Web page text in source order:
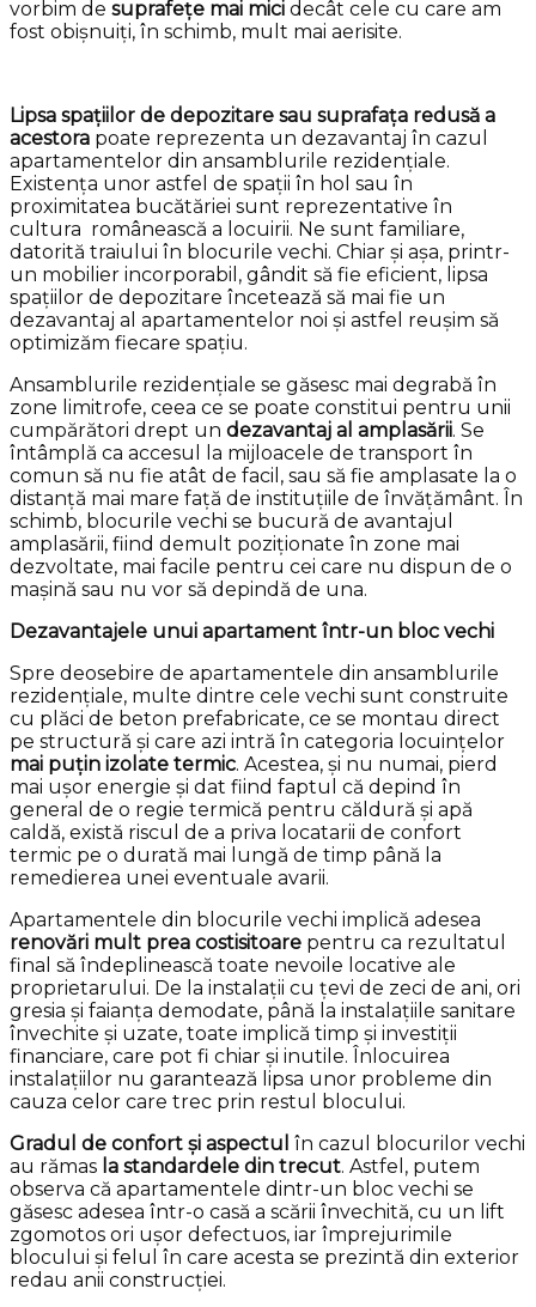
vorbim de suprafețe mai mici decât cele cu care am
fost obișnuiți, în schimb, mult mai aerisite.
Lipsa spațiilor de depozitare sau suprafața redusă a
acestora poate reprezenta un dezavantaj în cazul
apartamentelor din ansamblurile rezidențiale.
Existența unor astfel de spații în hol sau în
proximitatea bucătăriei sunt reprezentative în
cultura românească a locuirii. Ne sunt familiare,
datorită traiului în blocurile vechi. Chiar și așa, printr-
un mobilier incorporabil, gândit să fie eficient, lipsa
spațiilor de depozitare încetează să mai fie un
dezavantaj al apartamentelor noi și astfel reușim să
optimizăm fiecare spațiu.
Ansamblurile rezidențiale se găsesc mai degrabă în
zone limitrofe, ceea ce se poate constitui pentru unii
cumpărători drept un dezavantaj al amplasării. Se
întâmplă ca accesul la mijloacele de transport în
comun să nu fie atât de facil, sau să fie amplasate la o
distanță mai mare față de instituțiile de învățământ. În
schimb, blocurile vechi se bucură de avantajul
amplasării, fiind demult poziționate în zone mai
dezvoltate, mai facile pentru cei care nu dispun de o
mașină sau nu vor să depindă de una.
Dezavantajele unui apartament într-un bloc vechi
Spre deosebire de apartamentele din ansamblurile
rezidențiale, multe dintre cele vechi sunt construite
cu plăci de beton prefabricate, ce se montau direct
pe structură și care azi intră în categoria locuințelor
mai puțin izolate termic. Acestea, și nu numai, pierd
mai ușor energie și dat fiind faptul că depind în
general de o regie termică pentru căldură și apă
caldă, există riscul de a priva locatarii de confort
termic pe o durată mai lungă de timp până la
remedierea unei eventuale avarii.
Apartamentele din blocurile vechi implică adesea
renovări mult prea costisitoare pentru ca rezultatul
final să îndeplinească toate nevoile locative ale
proprietarului. De la instalații cu țevi de zeci de ani, ori
gresia și faianța demodate, până la instalațiile sanitare
învechite și uzate, toate implică timp și investiții
financiare, care pot fi chiar și inutile. Înlocuirea
instalațiilor nu garantează lipsa unor probleme din
cauza celor care trec prin restul blocului.
Gradul de confort și aspectul în cazul blocurilor vechi
au rămas la standardele din trecut. Astfel, putem
observa că apartamentele dintr-un bloc vechi se
găsesc adesea într-o casă a scării învechită, cu un lift
zgomotos ori ușor defectuos, iar împrejurimile
blocului și felul în care acesta se prezintă din exterior
redau anii construcției.